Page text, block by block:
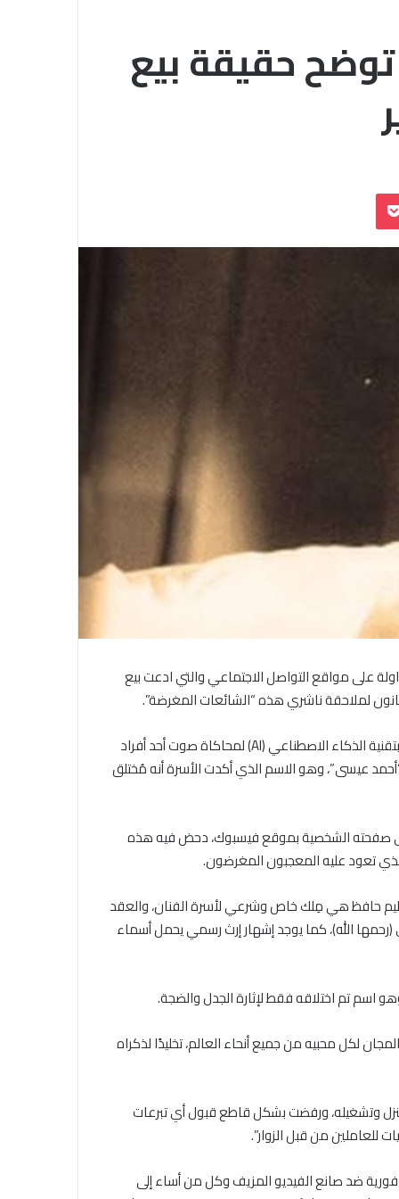
حقيقة بيع
على مواقع التواصل الاجتماعي والتي ادعت بيع
لملاحقة ناشري هذه “الشائعات المغرضة”.
جاء هذا الرد بعد يومين من تداول مقطع فيديو مُزيف، تم إنشاؤه بتقنية الذكاء الاصطناعي (AI) لمحاكاة صوت أحد أفراد
عيسى”، وهو الاسم الذي أكدت الأسرة أنه مُختلق
صفحته الشخصية بموقع فيسبوك، دحض فيه هذه
تعود عليه المعجبون المغرضون.
حافظ هي مِلك خاص وشرعي لأسرة الفنان، والعقد
الله)، كما يوجد إشهار إرث رسمي يحمل أسماء
اسم تم اختلاقه فقط لإثارة الجدل والضجة.
لكل محبيه من جميع أنحاء العالم، تخليدًا لذكراه
وتشغيله، ورفضت بشكل قاطع قبول أي تبرعات
للعاملين من قبل الزوار”.
فورية ضد صانع الفيديو المزيف وكل من أساء إلى